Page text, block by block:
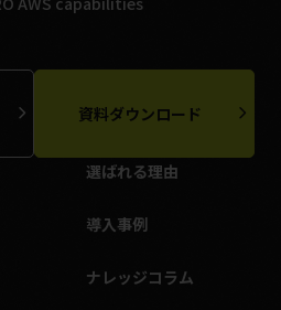
資料ダウンロード
選ばれる理由
導入事例
ナレッジコラム